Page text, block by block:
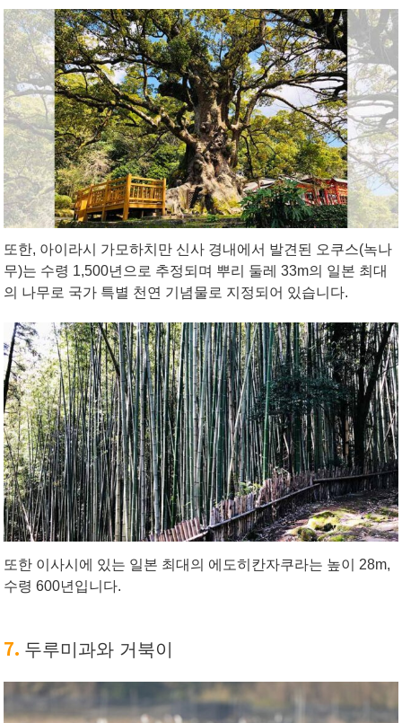
또한, 아이라시 가모하치만 신사 경내에서 발견된 오쿠스(녹나
무)는 수령 1,500년으로 추정되며 뿌리 둘레 33m의 일본 최대
의 나무로 국가 특별 천연 기념물로 지정되어 있습니다.
또한 이사시에 있는 일본 최대의 에도히칸자쿠라는 높이 28m,
수령 600년입니다.
7. 두루미과와 거북이